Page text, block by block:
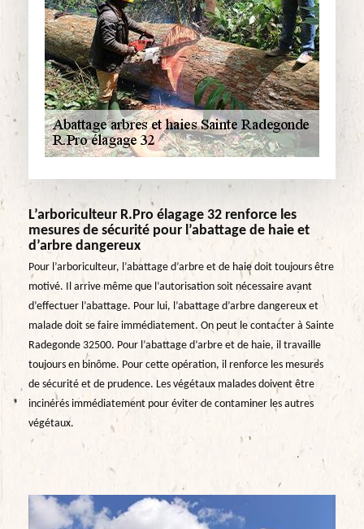
L’arboriculteur R.Pro élagage 32 renforce les
mesures de sécurité pour l’abattage de haie et
d’arbre dangereux
Pour l’arboriculteur, l’abattage d’arbre et de haie doit toujours être
motivé. Il arrive même que l’autorisation soit nécessaire avant
d’effectuer l’abattage. Pour lui, l’abattage d’arbre dangereux et
malade doit se faire immédiatement. On peut le contacter à Sainte
Radegonde 32500. Pour l’abattage d’arbre et de haie, il travaille
toujours en binôme. Pour cette opération, il renforce les mesures
de sécurité et de prudence. Les végétaux malades doivent être
incinérés immédiatement pour éviter de contaminer les autres
végétaux.